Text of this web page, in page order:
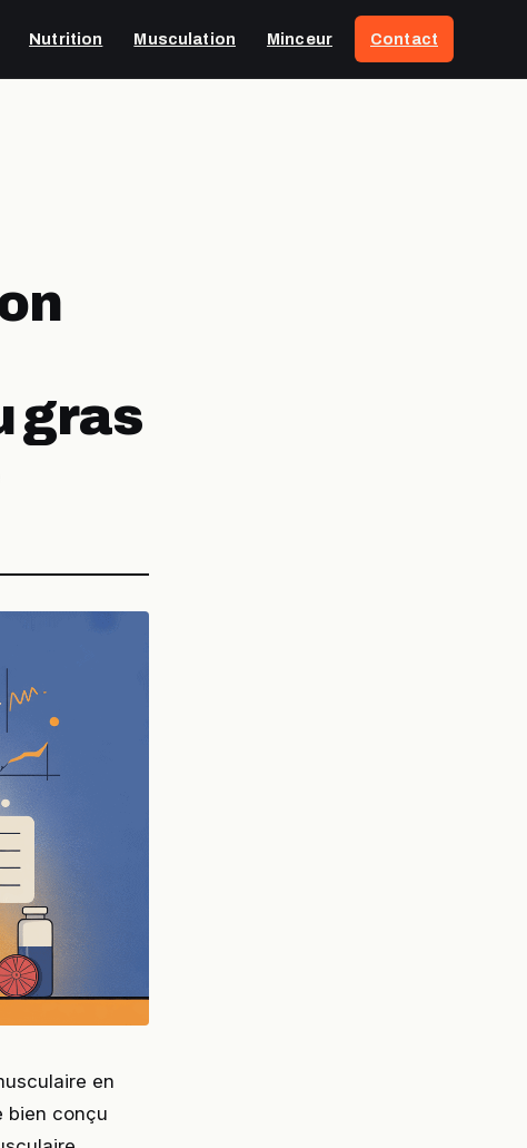
Nutrition Musculation Minceur Contact
gras
en
bien conçu